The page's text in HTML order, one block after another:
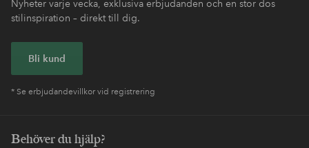
Nyheter varje vecka, exklusiva erbjudanden och en stor dos
stilinspiration – direkt till dig.
Bli kund
* Se erbjudandevillkor vid registrering
Behöver du hjälp?